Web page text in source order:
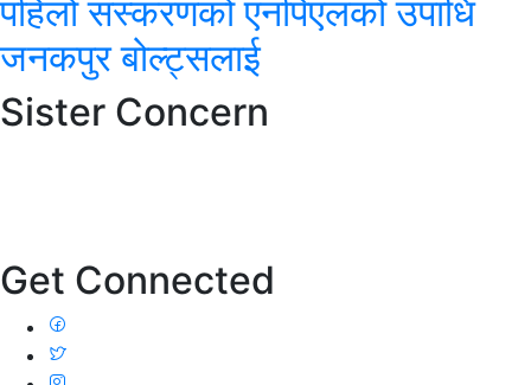
पहिलो संस्करणको एनपिएलको उपाधि
जनकपुर बोल्ट्सलाई
Sister Concern
Get Connected